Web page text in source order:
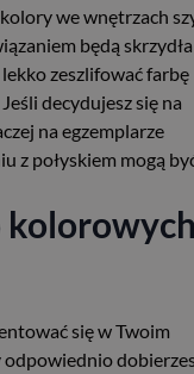
we wnętrzach
będą skrzydła
zeszlifować farbę
decydujesz się na
na egzemplarze
z połyskiem mogą
się w Twoim